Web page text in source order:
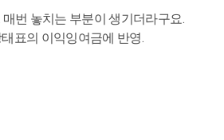
번 놓치는 부분이 생기더라구요.
표의 이익잉여금에 반영.